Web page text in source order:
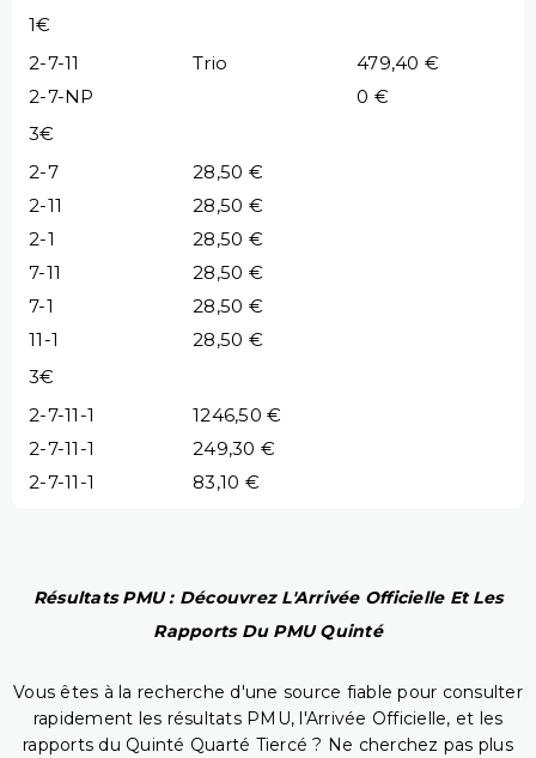
1€
2-7-11
Trio
479,40 €
2-7-NP
0 €
3€
2-7
28,50 €
2-11
28,50 €
2-1
28,50 €
7-11
28,50 €
7-1
28,50 €
11-1
28,50 €
3€
2-7-11-1
1246,50 €
2-7-11-1
249,30 €
2-7-11-1
83,10 €
Résultats PMU : Découvrez L'Arrivée Officielle Et Les
Rapports Du PMU Quinté
Vous êtes à la recherche d'une source fiable pour consulter
rapidement les résultats PMU, l'Arrivée Officielle, et les
rapports du Quinté Quarté Tiercé ? Ne cherchez pas plus